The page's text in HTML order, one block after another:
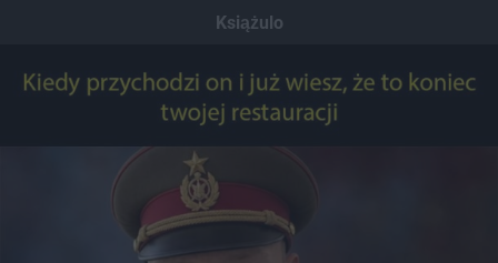
Książulo